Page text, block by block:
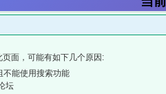
面，可能有如下几个原因:
不能使用搜索功能
坛